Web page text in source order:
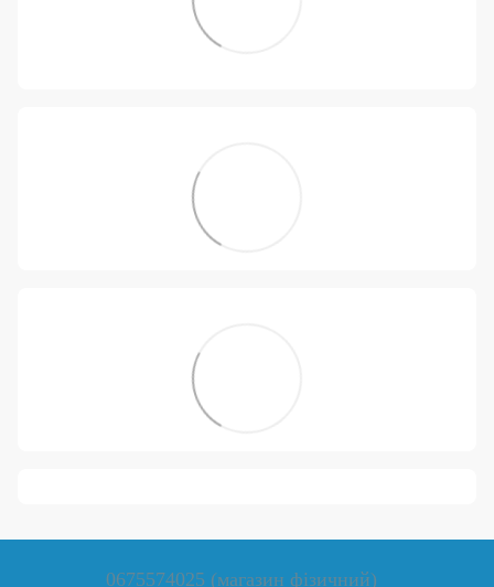
0675574025 (магазин фізичний)